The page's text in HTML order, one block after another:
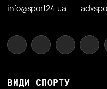
info@sport24.ua
ВИДИ СПОРТУ